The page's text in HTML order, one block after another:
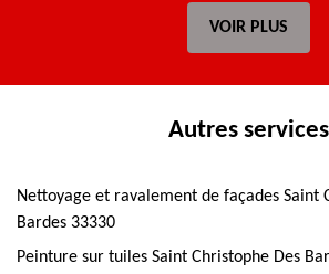
VOIR PLUS
Autres services
Nettoyage et ravalement de façades Saint
Bardes 33330
Peinture sur tuiles Saint Christophe Des